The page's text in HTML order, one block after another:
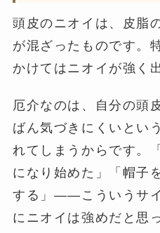
頭皮のニオイは、皮脂
が混ざったものです。
かけてはニオイが強く
厄介なのは、自分の頭
ばん気づきにくいとい
れてしまうからです。
になり始めた」「帽子
する」——こういうサ
にニオイは強めだと思